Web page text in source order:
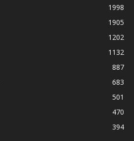
1998
1905
1202
1132
887
683
501
470
394